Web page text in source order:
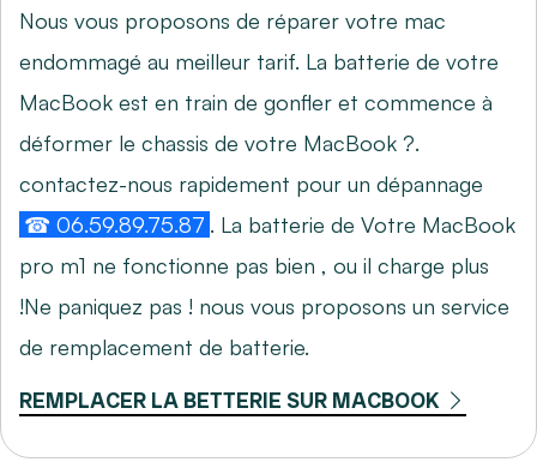
Nous vous proposons de réparer votre mac
endommagé au meilleur tarif. La batterie de votre
MacBook est en train de gonfler et commence à
déformer le chassis de votre MacBook ?.
contactez-nous rapidement pour un dépannage
☎ 06.59.89.75.87 . La batterie de Votre MacBook
pro m1 ne fonctionne pas bien , ou il charge plus
!Ne paniquez pas ! nous vous proposons un service
de remplacement de batterie.
REMPLACER LA BETTERIE SUR MACBOOK